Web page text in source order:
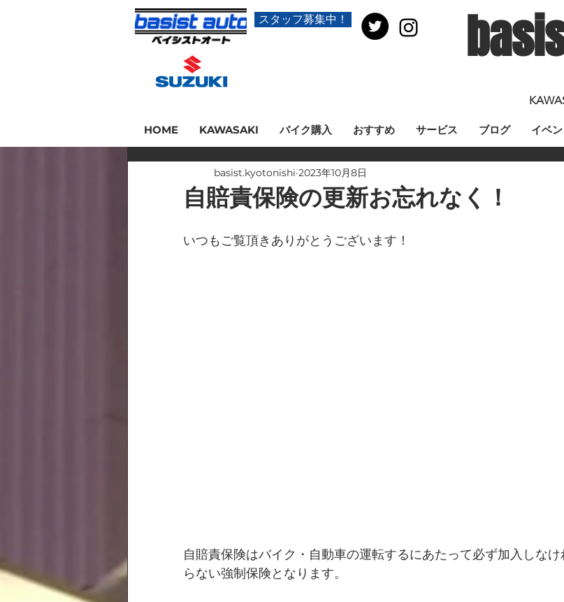
スタッフ募集中！
HOME KAWASAKI バイク購入 おすすめ サービス ブログ イベン
自賠責保険の更新お忘れなく！
basist.kyotonishi 2023年10月8日
いつもご覧頂きありがとうございます！
自賠責保険はバイク・自動車の運転するにあたって必ず加入しなけ
らない強制保険となります。